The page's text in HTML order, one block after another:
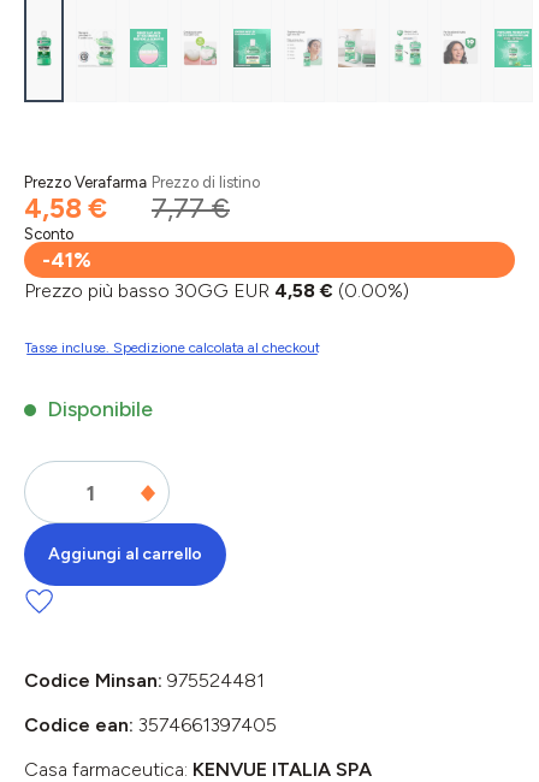
Prezzo Verafarma
4,58 €
Prezzo di listino
7,77 €
Sconto
-41%
Prezzo più basso 30GG EUR 4,58 € (0.00%)
Tasse incluse. Spedizione calcolata al checkout
Disponibile
Aggiungi al carrello
Codice Minsan: 975524481
Codice ean: 3574661397405
Casa farmaceutica: KENVUE ITALIA SPA